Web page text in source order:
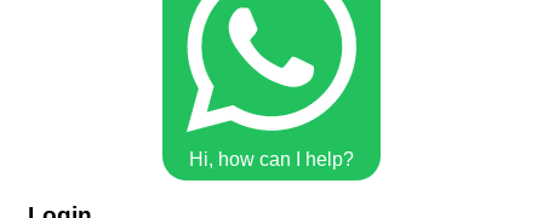
Hi, how can I help?